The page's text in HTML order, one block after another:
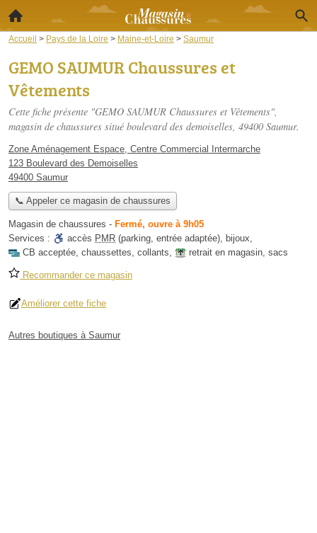
Accueil > Pays de la Loire > Maine-et-Loire > Saumur
GEMO SAUMUR Chaussures et
Vêtements
Cette fiche présente "GEMO SAUMUR Chaussures et Vêtements",
magasin de chaussures situé boulevard des demoiselles, 49400 Saumur.
Zone Aménagement Espace, Centre Commercial Intermarche
123 Boulevard des Demoiselles
49400 Saumur
📞 Appeler ce magasin de chaussures
Magasin de chaussures - Fermé, ouvre à 9h05
Services :
accès PMR (parking, entrée adaptée), bijoux,
CB acceptée, chaussettes, collants, retrait en magasin, sacs
Recommander ce magasin
Améliorer cette fiche
Autres boutiques à Saumur